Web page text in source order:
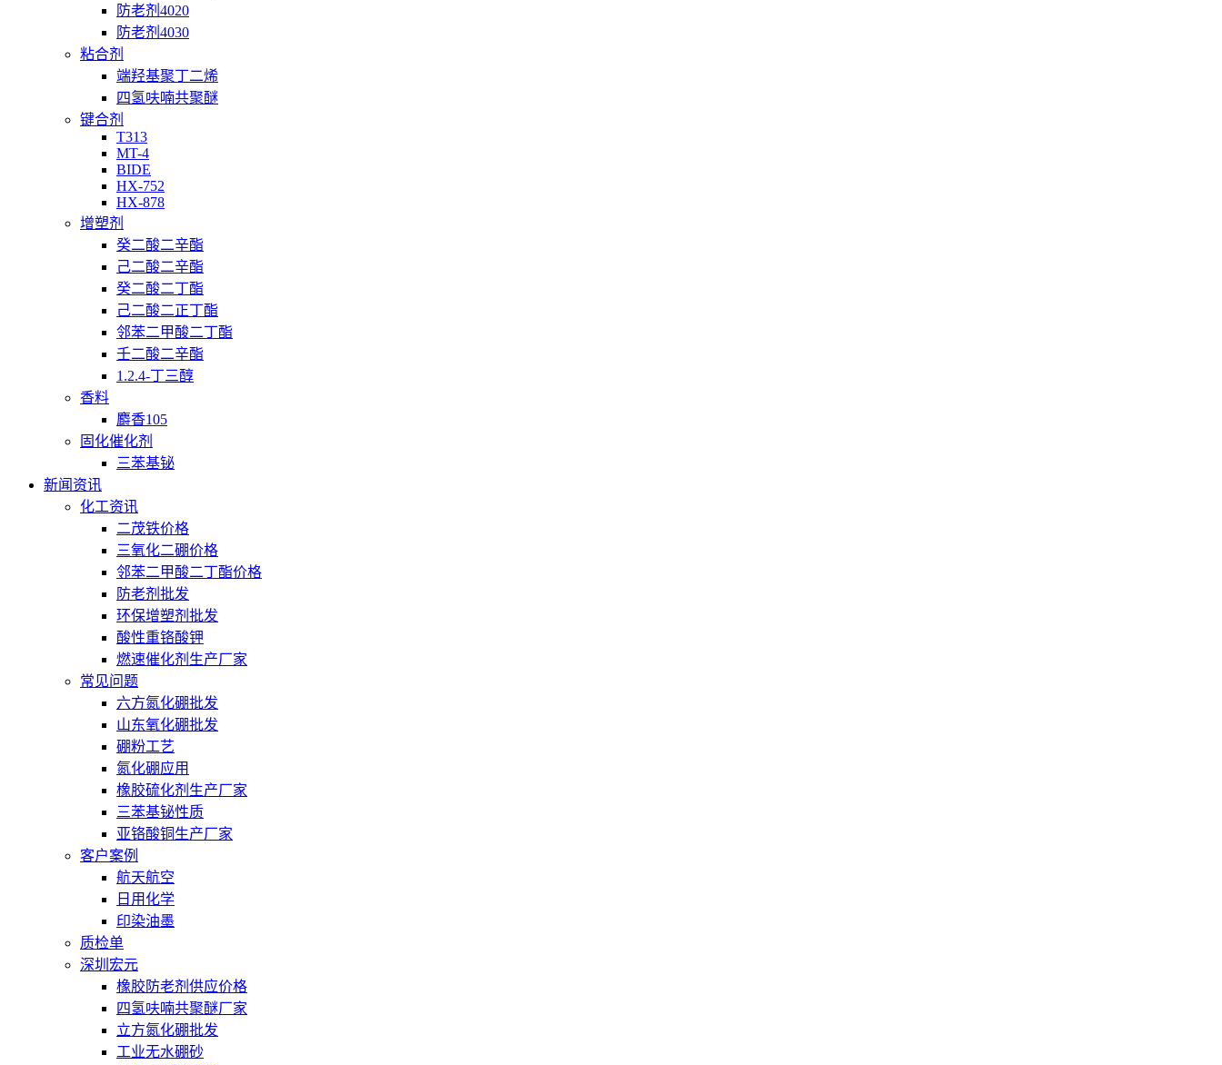
防老剂4020
防老剂4030
粘合剂
端羟基聚丁二烯
四氢呋喃共聚醚
键合剂
T313
MT-4
BIDE
HX-752
HX-878
增塑剂
癸二酸二辛酯
己二酸二辛酯
癸二酸二丁酯
己二酸二正丁酯
邻苯二甲酸二丁酯
壬二酸二辛酯
1.2.4-丁三醇
香料
麝香105
固化催化剂
三苯基铋
新闻资讯
化工资讯
二茂铁价格
三氧化二硼价格
邻苯二甲酸二丁酯价格
防老剂批发
环保增塑剂批发
酸性重铬酸钾
燃速催化剂生产厂家
常见问题
六方氮化硼批发
山东氧化硼批发
硼粉工艺
氮化硼应用
橡胶硫化剂生产厂家
三苯基铋性质
亚铬酸铜生产厂家
客户案例
航天航空
日用化学
印染油墨
质检单
深圳宏元
橡胶防老剂供应价格
四氢呋喃共聚醚厂家
立方氮化硼批发
工业无水硼砂